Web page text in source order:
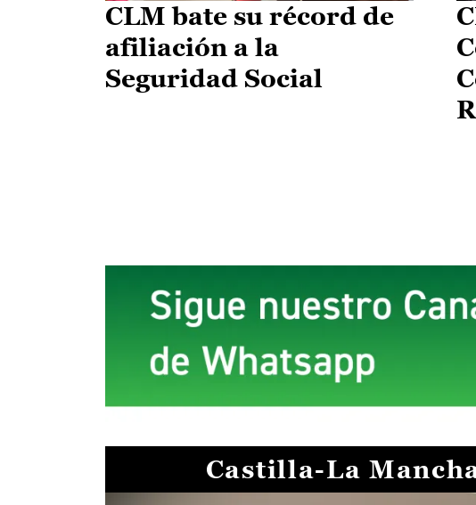
CLM bate su récord de
afiliación a la
Seguridad Social
Castilla-La